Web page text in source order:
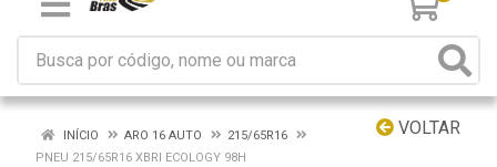
VOLTAR
INÍCIO ARO 16 AUTO
215/65R16
PNEU 215/65R16 XBRI ECOLOGY 98H